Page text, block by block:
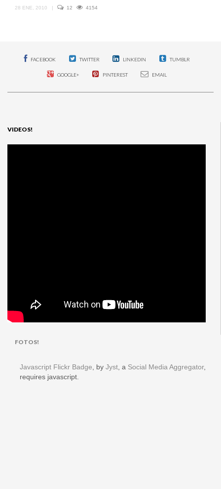
28 ENE, 2010 | 12 4154
FACEBOOK TWITTER LINKEDIN TUMBLR
GOOGLE+ PINTEREST EMAIL
VIDEOS!
FOTOS!
Javascript Flickr Badge , by Jyst , a Social Media Aggregator,
requires javascript.